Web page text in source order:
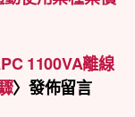
1100VA離線
〉發佈留言